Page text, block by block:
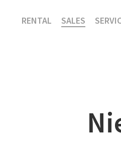
RENTAL SALES